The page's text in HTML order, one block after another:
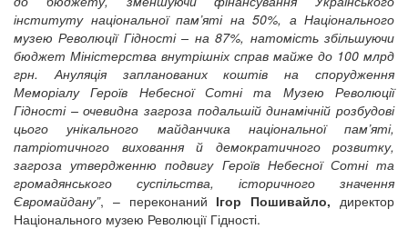
інституту національної пам’яті на 50%, а Національного
музею Революції Гідності – на 87%, натомість збільшуючи
бюджет Міністерства внутрішніх справ майже до 100 млрд
грн. Ануляція запланованих коштів на спорудження
Меморіалу Героїв Небесної Сотні та Музею Революції
Гідності – очевидна загроза подальшій динамічній розбудові
цього унікального майданчика національної пам’яті,
патріотичного виховання й демократичного розвитку,
загроза утвердженню подвигу Героїв Небесної Сотні та
громадянського суспільства, історичного значення
Євромайдану”, – переконаний Ігор Пошивайло, директор
Національного музею Революції Гідності.